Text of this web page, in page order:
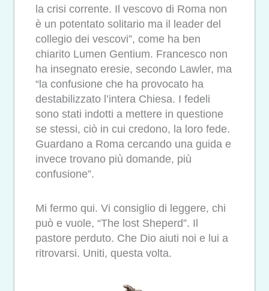
la crisi corrente. Il vescovo di Roma non
è un potentato solitario ma il leader del
collegio dei vescovi”, come ha ben
chiarito Lumen Gentium. Francesco non
ha insegnato eresie, secondo Lawler, ma
“la confusione che ha provocato ha
destabilizzato l’intera Chiesa. I fedeli
sono stati indotti a mettere in questione
se stessi, ciò in cui credono, la loro fede.
Guardano a Roma cercando una guida e
invece trovano più domande, più
confusione”.
Mi fermo qui. Vi consiglio di leggere, chi
può e vuole, “The lost Sheperd”. Il
pastore perduto. Che Dio aiuti noi e lui a
ritrovarsi. Uniti, questa volta.